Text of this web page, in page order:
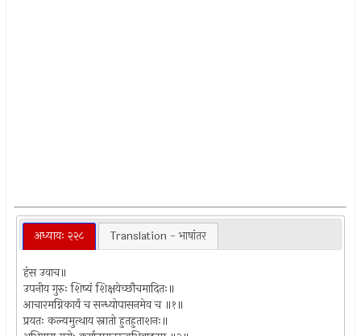
अध्यायः २२८ Translation - भाषांतर
हंस उवाच॥
उपनीय गुरुः शिष्यं शिक्षयेच्छौचमादितः॥
आचारमग्निकार्यं च सन्ध्योपासनमेव च ॥१॥
प्रयतः कल्यमुत्थाय स्नातो हुतहुताशनः॥